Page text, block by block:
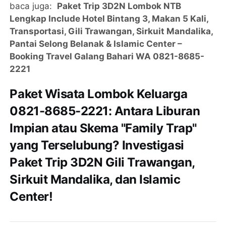
baca juga: Paket Trip 3D2N Lombok NTB
Lengkap Include Hotel Bintang 3, Makan 5 Kali,
Transportasi, Gili Trawangan, Sirkuit Mandalika,
Pantai Selong Belanak & Islamic Center –
Booking Travel Galang Bahari WA 0821-8685-
2221
Paket Wisata Lombok Keluarga
0821-8685-2221: Antara Liburan
Impian atau Skema "Family Trap"
yang Terselubung? Investigasi
Paket Trip 3D2N Gili Trawangan,
Sirkuit Mandalika, dan Islamic
Center!